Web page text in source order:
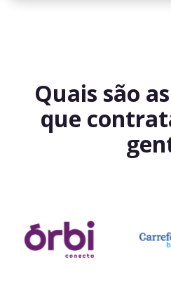
Quais são
que